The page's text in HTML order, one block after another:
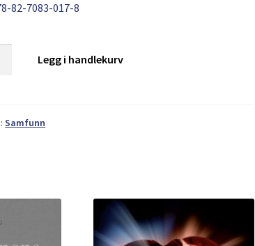
82-7083-017-8
Legg i handlekurv
Samfunn